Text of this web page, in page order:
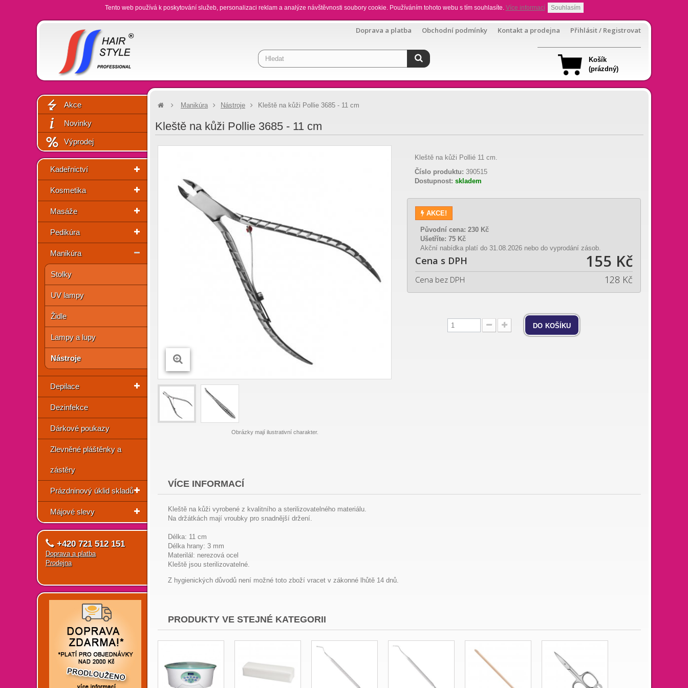
Tento web používá k poskytování služeb, personalizaci reklam a analýze návštěvnosti soubory cookie. Používáním tohoto webu s tím souhlasíte. Více informací Souhlasím
Doprava a platba Obchodní podmínky Kontakt a prodejna Přihlásit / Registrovat
Košík
(prázdný)
Akce
Novinky
Výprodej
Kadeřnictví
Kosmetika
Masáže
Pedikúra
Manikúra
Stolky
UV lampy
Židle
Lampy a lupy
Nástroje
Depilace
Dezinfekce
Dárkové poukazy
Zlevněné pláštěnky a
zástěry
Prázdninový úklid skladů
Májové slevy
+420 721 512 151
Doprava a platba
Prodejna
Manikúra Nástroje Kleště na kůži Pollie 3685 - 11 cm
Kleště na kůži Pollie 3685 - 11 cm
Obrázky mají ilustrativní charakter.
Kleště na kůži Pollié 11 cm.
Číslo produktu: 390515
Dostupnost: skladem
AKCE!
Původní cena: 230 Kč
Ušetříte: 75 Kč
Akční nabídka platí do 31.08.2026 nebo do vyprodání zásob.
Cena s DPH 155 Kč
Cena bez DPH 128 Kč
do košíku
VÍCE INFORMACÍ
Kleště na kůži vyrobené z kvalitního a sterilizovatelného materiálu.
Na držátkách mají vroubky pro snadnější držení.
Délka: 11 cm
Délka hrany: 3 mm
Materilál: nerezová ocel
Kleště jsou sterilizovatelné.
Z hygienických důvodů není možné toto zboží vracet v zákonné lhůtě 14 dnů.
PRODUKTY VE STEJNÉ KATEGORII